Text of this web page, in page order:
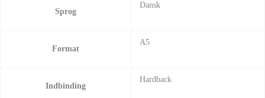
Sprog
Dansk
Format
A5
Indbinding
Hardback